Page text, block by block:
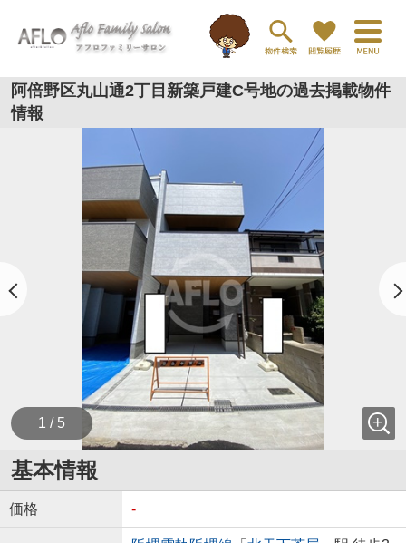
阿倍野区丸山通2丁目新築戸建C号地の過去掲載物件
情報
1 / 5
基本情報
価格 -